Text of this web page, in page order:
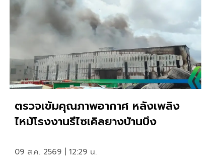
ตรวจเข้มคุณภาพอากาศ หลังเพลิง
ไหม้โรงงานรีไซเคิลยางบ้านบึง
09 ส.ค. 2569 | 12:29 น.